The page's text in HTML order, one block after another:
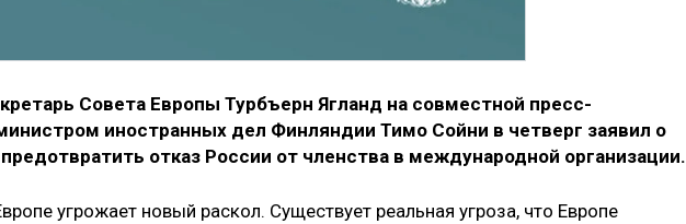
Совета Европы Турбъерн Ягланд на совместной пресс-
иностранных дел Финляндии Тимо Сойни в четверг заявил о
отказ России от членства в международной организации.
угрожает новый раскол. Существует реальная угроза, что Европе